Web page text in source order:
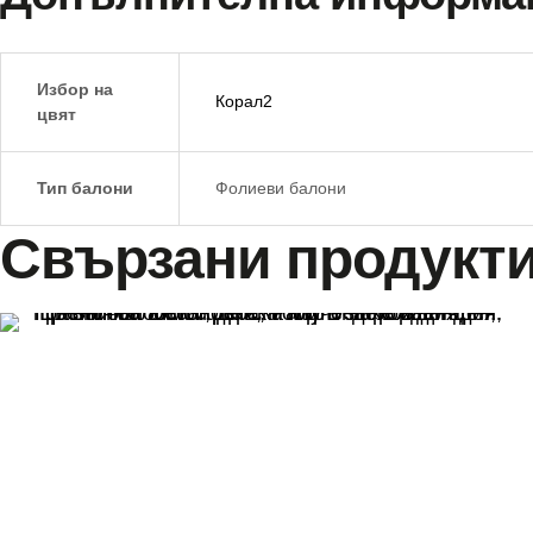
Избор на
цвят
Корал2
Тип балони Фолиеви балони
Свързани